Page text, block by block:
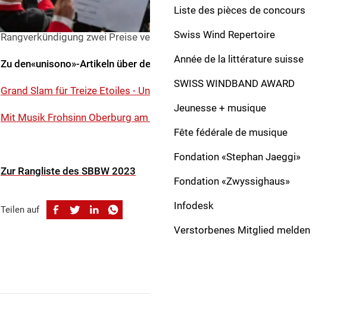
Liste des pièces de concours
Swiss Wind Repertoire
Année de la littérature suisse
SWISS WINDBAND AWARD
Jeunesse + musique
Fête fédérale de musique
Fondation «Stephan Jaeggi»
Fondation «Zwyssighaus»
Infodesk
Verstorbenes Mitglied melden
inskünftig weiterführen und vertiefen», äussert die SBV-Verbanspräsidentin.
der Schweizer Blasmusikverband für die Möglichkeit, dass er an der diesjährigen
Rangverkündigung zwei Preise vergeben durfte.
Zu den«unisono»-Artikeln über den SBBW:
Grand Slam für Treize Etoiles - Unisono
Mit Musik Frohsinn Oberburg am SBBW - Unisono
Zur Rangliste des SBBW 2023
Teilen auf